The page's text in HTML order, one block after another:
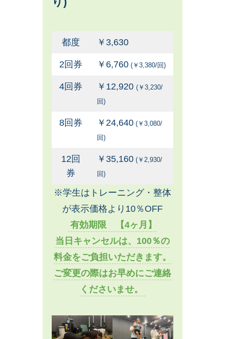
都度 ￥3,630
2回券 ￥6,760 (￥3,380/回)
4回券 ￥12,920(￥3,230/
回)
8回券 ￥24,640 (￥3,080/
回)
12回
券
￥35,160 (￥2,930/
回)
※学生はトレーニング・整体
が表示価格より10％OFF
有効期限 【4ヶ月】
当日キャンセルは、100％の
料金をご負担いただきます。
ご変更の際はお早めにご連絡
くださいませ。